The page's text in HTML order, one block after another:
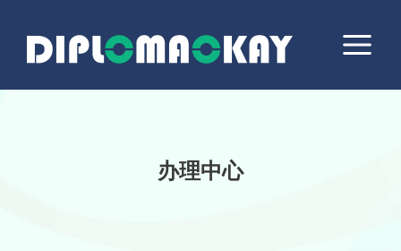
Menu
办理中心